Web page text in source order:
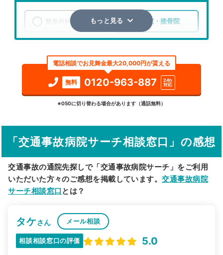
整形外科 整骨院・接骨院
検索する
詳細条件で絞り込む
駅から探す 院名から探す
もっと見る
電話相談でお見舞金最大20,000円が貰える
無料 0120-963-887
24h
対応
※050に切り替わる場合があります（通話無料）
「交通事故病院サーチ相談窓口」の感想
交通事故の通院先探しで「交通事故病院サーチ」をご利用
いただいた方々のご感想を掲載しています。交通事故病院
サーチ相談窓口 とは？
タケさん メール相談
相談相談窓口の評価 5.0